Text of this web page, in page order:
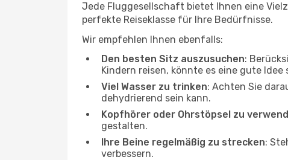
Jede Fluggesellschaft bietet Ihnen eine
perfekte Reiseklasse für Ihre Bedürfnisse.
Wir empfehlen Ihnen ebenfalls:
Den besten Sitz auszusuchen:
Kindern reisen, könnte es eine gute
Viel Wasser zu trinken: Achten Sie
dehydrierend sein kann.
Kopfhörer oder Ohrstöpsel zu
gestalten.
Ihre Beine regelmäßig zu strecken:
verbessern.